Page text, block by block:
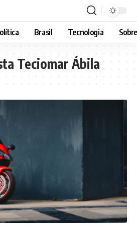
Brasil Tecnologia
Teciomar Ábila